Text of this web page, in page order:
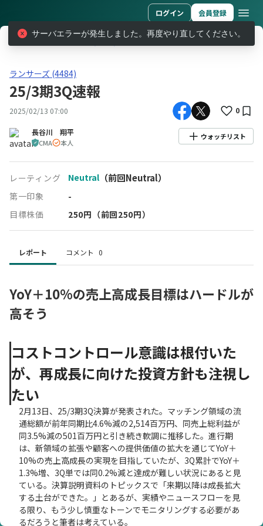
ログイン 会員登録
レポート
ランサーズ(4484)25/3期3Q速報
ランサーズ (4484)
25/3期3Q速報
2025/02/13 07:00 0
長谷川 翔平
CMA 本人
ウォッチリスト
レーティング Neutral （前回Neutral）
第一印象 -
目標株価 250円 （前回250円）
レポート コメント 0
YoY＋10%の売上高成長目標はハードルが
高そう
コストコントロール意識は根付いた
が、再成長に向けた投資方針も注視し
たい
2月13日、25/3期3Q決算が発表された。マッチング領域の流
通総額が前年同期比4.6%減の2,514百万円、同売上総利益が
同3.5%減の501百万円と引き続き軟調に推移した。進行期
は、新領域の拡張や顧客への提供価値の拡大を通じてYoY＋
10%の売上高成長の実現を目指していたが、3Q累計でYoY＋
1.3%増、3Q単では同0.2%減と達成が難しい状況にあると見
ている。決算説明資料のトピックスで「来期以降は成長拡大
する土台ができた。」とあるが、実績やニュースフローを見
る限り、もう少し慎重なトーンでモニタリングする必要があ
るだろうと筆者は考えている。
サーバエラーが発生しました。再度やり直してください。